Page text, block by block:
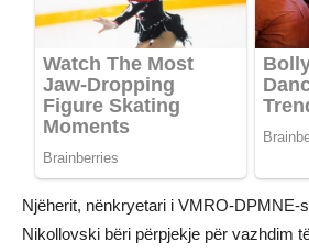
Njëherit, nënkryetari i VMRO-DPMNE-
Nikollovski bëri përpjekje për vazhdim